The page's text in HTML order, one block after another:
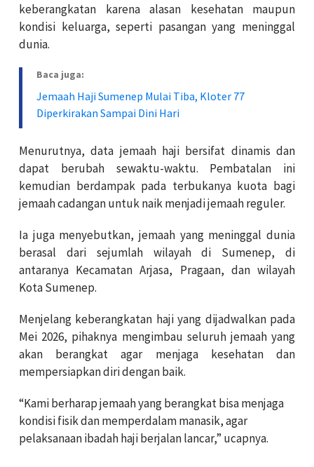
keberangkatan karena alasan kesehatan maupun
kondisi keluarga, seperti pasangan yang meninggal
dunia.
Baca juga:
Jemaah Haji Sumenep Mulai Tiba, Kloter 77
Diperkirakan Sampai Dini Hari
Menurutnya, data jemaah haji bersifat dinamis dan
dapat berubah sewaktu-waktu. Pembatalan ini
kemudian berdampak pada terbukanya kuota bagi
jemaah cadangan untuk naik menjadi jemaah reguler.
Ia juga menyebutkan, jemaah yang meninggal dunia
berasal dari sejumlah wilayah di Sumenep, di
antaranya Kecamatan Arjasa, Pragaan, dan wilayah
Kota Sumenep.
Menjelang keberangkatan haji yang dijadwalkan pada
Mei 2026, pihaknya mengimbau seluruh jemaah yang
akan berangkat agar menjaga kesehatan dan
mempersiapkan diri dengan baik.
“Kami berharap jemaah yang berangkat bisa menjaga
kondisi fisik dan memperdalam manasik, agar
pelaksanaan ibadah haji berjalan lancar,” ucapnya.